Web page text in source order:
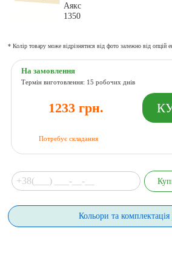
* Колір товару може відрізнятися від фото залежно від опцій
На замовлення
Термін виготовлення: 15 робочих днів
1233 грн.
Потребує складання
Кольори та комплектація